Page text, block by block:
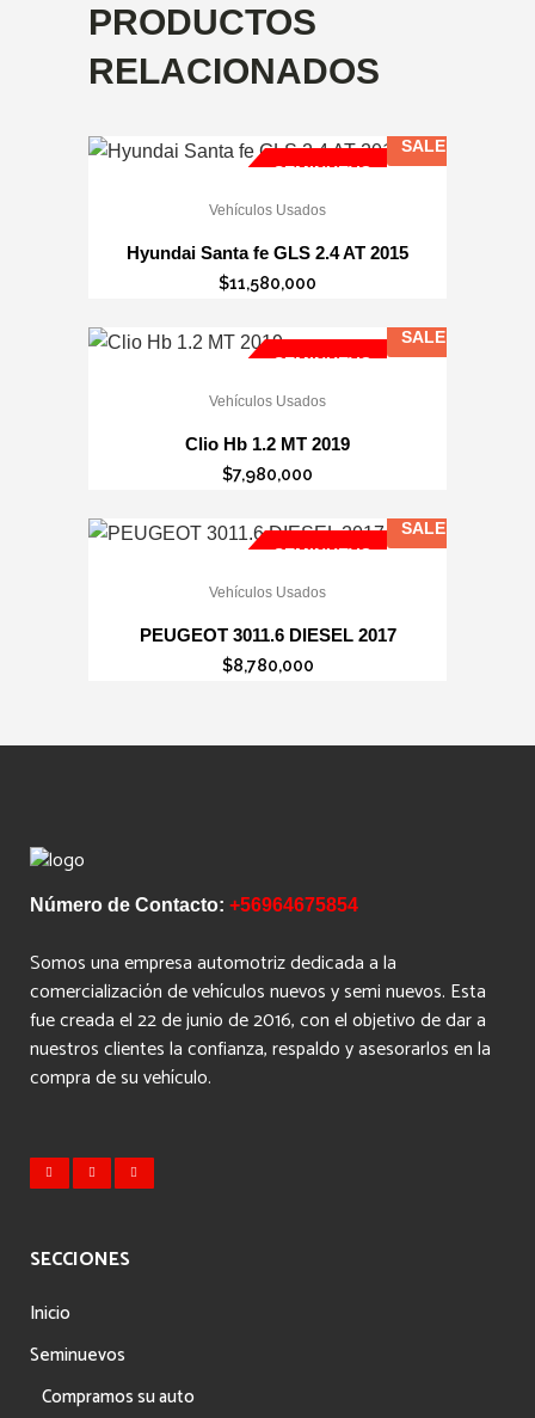
PRODUCTOS
RELACIONADOS
SEMINUEVO
SALE
Vehículos Usados
Hyundai Santa fe GLS 2.4 AT 2015
$11,580,000
SEMINUEVO
SALE
Vehículos Usados
Clio Hb 1.2 MT 2019
$7,980,000
SEMINUEVO
SALE
Vehículos Usados
PEUGEOT 3011.6 DIESEL 2017
$8,780,000
Número de Contacto: +56964675854
Somos una empresa automotriz dedicada a la
comercialización de vehículos nuevos y semi nuevos. Esta
fue creada el 22 de junio de 2016, con el objetivo de dar a
nuestros clientes la confianza, respaldo y asesorarlos en la
compra de su vehículo.
SECCIONES
Inicio
Seminuevos
Compramos su auto